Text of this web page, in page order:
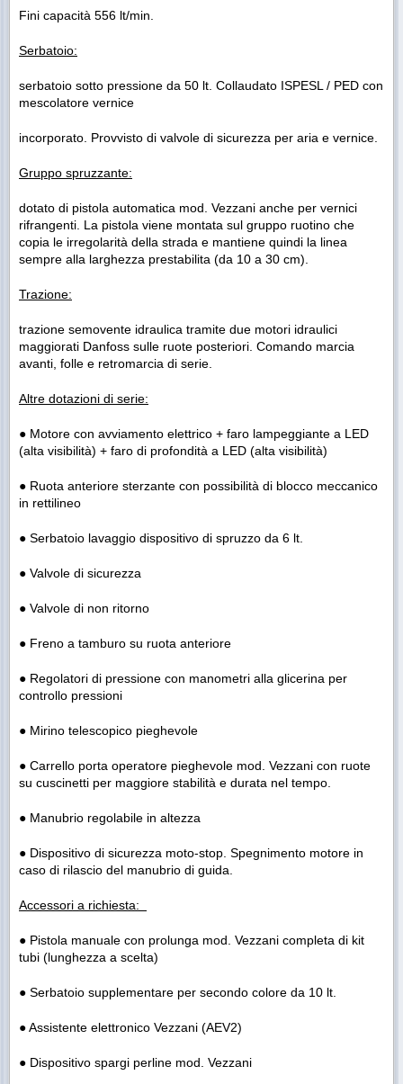
Fini capacità 556 lt/min.
Serbatoio:
serbatoio sotto pressione da 50 lt. Collaudato ISPESL / PED con
mescolatore vernice
incorporato. Provvisto di valvole di sicurezza per aria e vernice.
Gruppo spruzzante:
dotato di pistola automatica mod. Vezzani anche per vernici
rifrangenti. La pistola viene montata sul gruppo ruotino che
copia le irregolarità della strada e mantiene quindi la linea
sempre alla larghezza prestabilita (da 10 a 30 cm).
Trazione:
trazione semovente idraulica tramite due motori idraulici
maggiorati Danfoss sulle ruote posteriori. Comando marcia
avanti, folle e retromarcia di serie.
Altre dotazioni di serie:
● Motore con avviamento elettrico + faro lampeggiante a LED
(alta visibilità) + faro di profondità a LED (alta visibilità)
● Ruota anteriore sterzante con possibilità di blocco meccanico
in rettilineo
● Serbatoio lavaggio dispositivo di spruzzo da 6 lt.
● Valvole di sicurezza
● Valvole di non ritorno
● Freno a tamburo su ruota anteriore
● Regolatori di pressione con manometri alla glicerina per
controllo pressioni
● Mirino telescopico pieghevole
● Carrello porta operatore pieghevole mod. Vezzani con ruote
su cuscinetti per maggiore stabilità e durata nel tempo.
● Manubrio regolabile in altezza
● Dispositivo di sicurezza moto-stop. Spegnimento motore in
caso di rilascio del manubrio di guida.
Accessori a richiesta:
● Pistola manuale con prolunga mod. Vezzani completa di kit
tubi (lunghezza a scelta)
● Serbatoio supplementare per secondo colore da 10 lt.
● Assistente elettronico Vezzani (AEV2)
● Dispositivo spargi perline mod. Vezzani